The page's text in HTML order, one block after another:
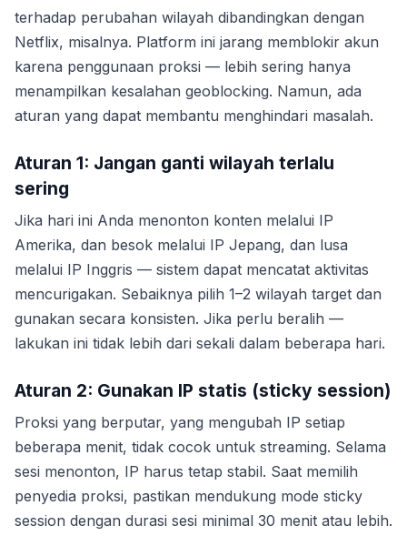
terhadap perubahan wilayah dibandingkan dengan
Netflix, misalnya. Platform ini jarang memblokir akun
karena penggunaan proksi — lebih sering hanya
menampilkan kesalahan geoblocking. Namun, ada
aturan yang dapat membantu menghindari masalah.
Aturan 1: Jangan ganti wilayah terlalu
sering
Jika hari ini Anda menonton konten melalui IP
Amerika, dan besok melalui IP Jepang, dan lusa
melalui IP Inggris — sistem dapat mencatat aktivitas
mencurigakan. Sebaiknya pilih 1–2 wilayah target dan
gunakan secara konsisten. Jika perlu beralih —
lakukan ini tidak lebih dari sekali dalam beberapa hari.
Aturan 2: Gunakan IP statis (sticky session)
Proksi yang berputar, yang mengubah IP setiap
beberapa menit, tidak cocok untuk streaming. Selama
sesi menonton, IP harus tetap stabil. Saat memilih
penyedia proksi, pastikan mendukung mode sticky
session dengan durasi sesi minimal 30 menit atau lebih.